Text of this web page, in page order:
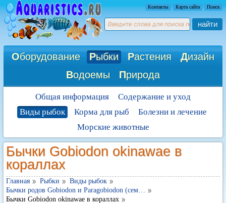
Контакты Карта сайта Поиск
найти
Оборудование Рыбки Растения Дизайн
Водоемы Природа
Общая информация
Содержание и уход
Виды рыбок
Корма для рыб
Болезни и лечение
Морские животные
Бычки Gobiodon okinawae в
кораллах
Главная Рыбки
Виды рыбок
Бычки родов Gobiodon и Paragobiodon (сем…
Бычки Gobiodon okinawae в кораллах